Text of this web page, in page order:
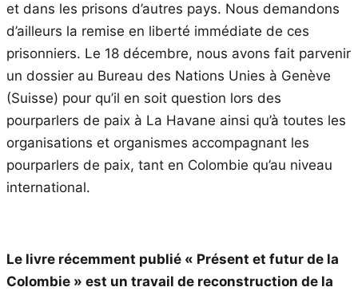
et dans les prisons d’autres pays. Nous demandons
d’ailleurs la remise en liberté immédiate de ces
prisonniers. Le 18 décembre, nous avons fait parvenir
un dossier au Bureau des Nations Unies à Genève
(Suisse) pour qu’il en soit question lors des
pourparlers de paix à La Havane ainsi qu’à toutes les
organisations et organismes accompagnant les
pourparlers de paix, tant en Colombie qu’au niveau
international.
Le livre récemment publié « Présent et futur de la
Colombie » est un travail de reconstruction de la